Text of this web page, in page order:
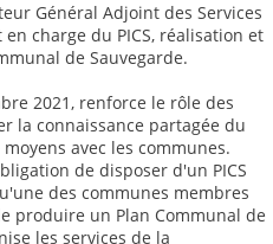
Général Adjoint des Services
charge du PICS, réalisation et
de Sauvegarde.
2021, renforce le rôle des
la connaissance partagée du
avec les communes.
de disposer d'un PICS
des communes membres
produire un Plan Communal de
les services de la